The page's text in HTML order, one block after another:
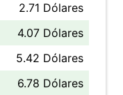
2.71 Dólares
4.07 Dólares
5.42 Dólares
6.78 Dólares